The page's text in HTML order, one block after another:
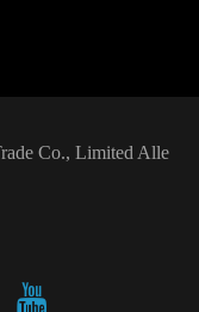
Co., LimitedAlle